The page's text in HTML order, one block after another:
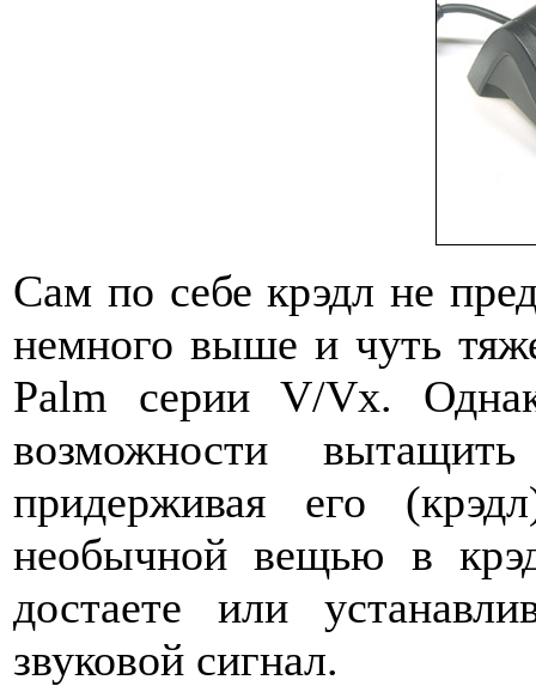
Сам по себе крэдл не
немного выше и чуть
Palm серии V/Vx.
возможности
придерживая его
необычной вещью в
достаете или
звуковой сигнал.